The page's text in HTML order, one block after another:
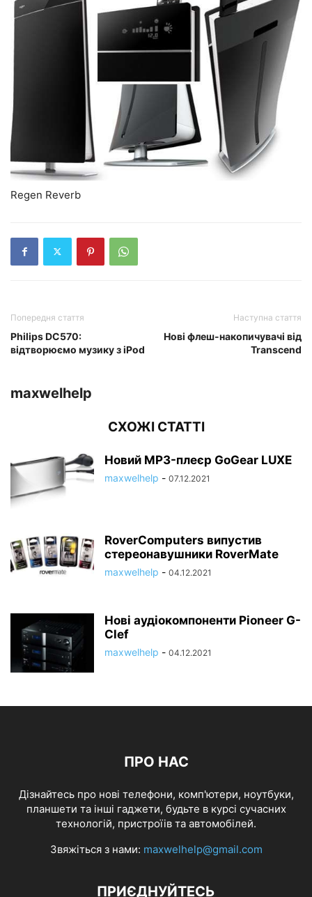
Regen Reverb
Попередня стаття
Philips DC570:
відтворюємо музику з iPod
Наступна стаття
Нові флеш-накопичувачі від
Transcend
maxwelhelp
СХОЖІ СТАТТІ
Новий MP3-плеєр GoGear LUXE
maxwelhelp - 07.12.2021
RoverComputers випустив
стереонавушники RoverMate
maxwelhelp - 04.12.2021
Нові аудіокомпоненти Pioneer G-
Clef
maxwelhelp - 04.12.2021
ПРО НАС
Дізнайтесь про нові телефони, комп'ютери, ноутбуки,
планшети та інші гаджети, будьте в курсі сучасних
технологій, пристроїів та автомобілей.
Звяжіться з нами: maxwelhelp@gmail.com
ПРИЄДНУЙТЕСЬ